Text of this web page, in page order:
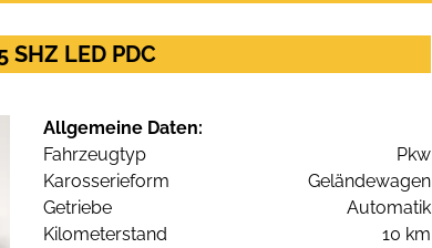
LED PDC
Allgemeine Daten:
Fahrzeugtyp
Pkw
Karosserieform
Geländewagen
Getriebe
Automatik
Kilometerstand
10 km